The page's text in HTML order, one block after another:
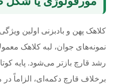
کلاهک پهن و بادبزنی اولین
نمونه‌های جوان، لبه کلاهک
رشد قارچ بازتر می‌شود. پایه
برخلاف قارچ دکمه‌ای، الزاماً در